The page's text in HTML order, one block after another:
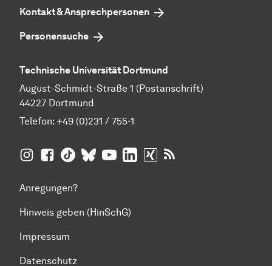
Kontakt & Ansprechpersonen
Personensuche
Technische Universität Dortmund
August-Schmidt-Straße 1 (Postanschrift)
44227 Dortmund
Telefon: +49 (0)231 / 755-1
TU Dortmund aufInsta­gram
TU Dortmund auf Facebook
TU Dortmund auf TikTok
TU Dortmund auf BlueSky
TU Dortmund auf YouTube
TU Dortmund auf LinkedIn
TU Dortmund auf XING
Anregungen?
Hinweis geben (HinSchG)
Impressum
Datenschutz